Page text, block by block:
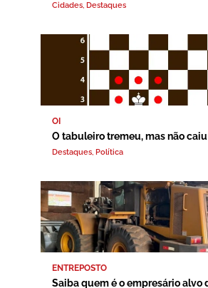
Cidades, Destaques
OI
O tabuleiro tremeu, mas não
Destaques, Política
ENTREPOSTO
Saiba quem é o empresário alvo